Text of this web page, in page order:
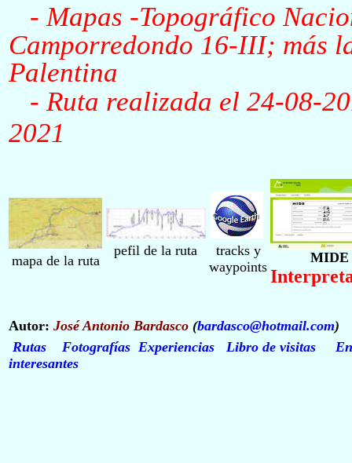
- Mapas -Topográfico
Camporredondo 16-III; más
Palentina
- Ruta realizada el 24-08-
2021
mapa de la ruta
pefil de la ruta
tracks y
waypoints
MIDE
Autor: José Antonio Bardasco (bardasco@hotmail.com)
Rutas
Fotografías Experiencias Libro de visitas
interesantes